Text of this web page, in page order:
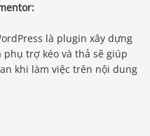
là plugin xây dựng
trợ kéo và thả sẽ giúp
khi làm việc trên nội dung